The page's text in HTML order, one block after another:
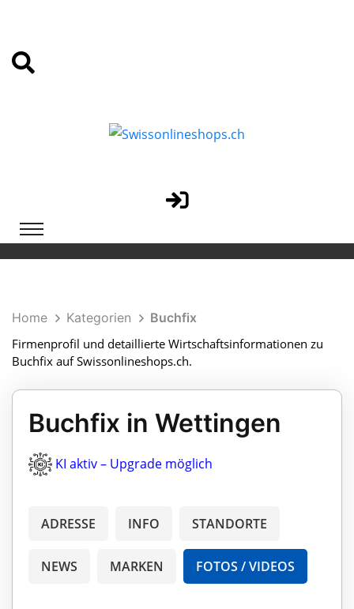
Home Kategorien
Buchfix
Firmenprofil und detaillierte Wirtschaftsinformationen zu
Buchfix auf Swissonlineshops.ch.
Buchfix in Wettingen
KI aktiv – Upgrade möglich
ADRESSE INFO STANDORTE
NEWS MARKEN FOTOS / VIDEOS